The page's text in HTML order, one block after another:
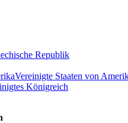
Republik
Vereinigte Staaten von
Königreich